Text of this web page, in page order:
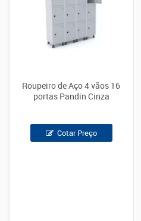
Roupeiro de Aço 4 vãos 16
portas Pandin Cinza
Cotar Preço